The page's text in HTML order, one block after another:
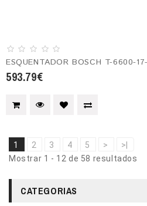
ESQUENTADOR BOSCH T-6600-
593.79€
1 2 3 4 5 >
>|
Mostrar 1 - 12 de 58 resultados
CATEGORIAS